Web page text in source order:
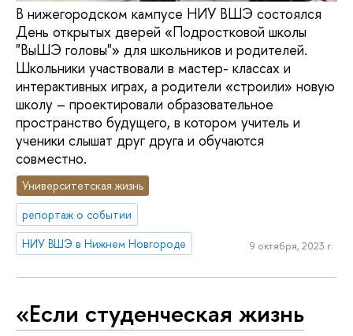
В нижегородском кампусе НИУ ВШЭ состоялся
День открытых дверей «Подростковой школы
"ВыШЭ головы"» для школьников и родителей.
Школьники участвовали в мастер- классах и
интерактивных играх, а родители «строили» новую
школу – проектировали образовательное
пространство будущего, в котором учитель и
ученики слышат друг друга и обучаются
совместно.
Университетская жизнь
репортаж о событии
НИУ ВШЭ в Нижнем Новгороде
9 октября, 2023 г.
«Если студенческая жизнь